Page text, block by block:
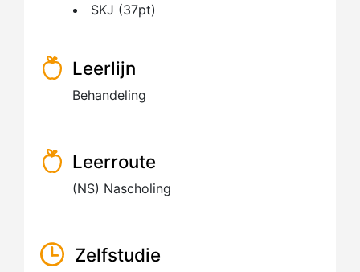
SKJ (37pt)
Leerlijn
Behandeling
Leerroute
(NS) Nascholing
Zelfstudie